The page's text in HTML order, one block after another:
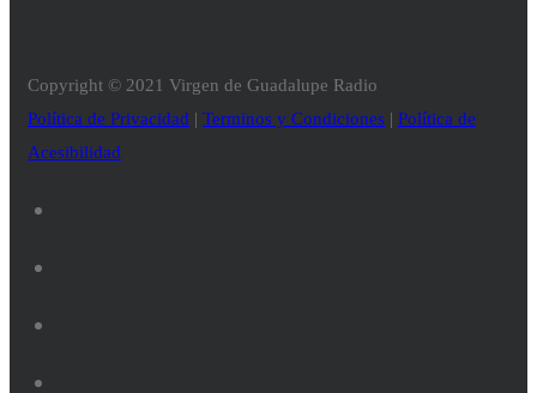
Copyright © 2021 Virgen de Guadalupe Radio
Política de Privacidad | Terminos y Condiciones | Política de
Acesibilidad